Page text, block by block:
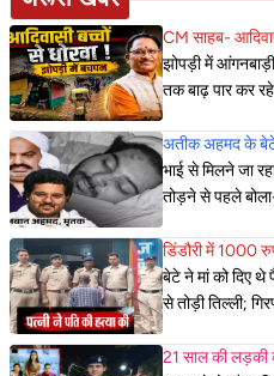
CM साहब-
झोपड़ी में
तक बाढ़ पार कर
अतीक अहमद के बेटे
भाई से मिलने जा
तोड़ने से पहले
डिंडौरी में 1000
बेटे ने मां को दिए थे
से तोड़ी तिल्ली;
21 साल की लड़की